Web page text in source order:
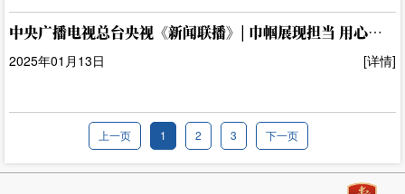
章、全国模范法官等荣誉。通知指出，丁宇翔同志扎根司法审判一线19
年，以对党忠诚的政治本色、司法为民的深切情怀、服务大局的责任担
当、孜孜以求的奋斗精神、清正廉洁的道德品格，全身心投入到审判事业
之中。丁宇翔同志是政法系统深入学习贯彻习近平新时代中国特色社会主
义思想、坚定践行习近平法治思想...
中央广播电视总台央视《新闻联播》| 巾帼展现担当 用心用情塑新生
2025年01月13日 [详情]
上一页 1 2 3 下一页